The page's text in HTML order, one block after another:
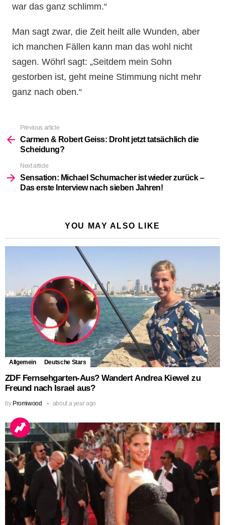
war das ganz schlimm.“
Man sagt zwar, die Zeit heilt alle Wunden, aber
ich manchen Fällen kann man das wohl nicht
sagen. Wöhrl sagt: „Seitdem mein Sohn
gestorben ist, geht meine Stimmung nicht mehr
ganz nach oben.“
more
Previous article
Carmen & Robert Geiss: Droht jetzt tatsächlich die
Scheidung?
Next article
Sensation: Michael Schumacher ist wieder zurück –
Das erste Interview nach sieben Jahren!
YOU MAY ALSO LIKE
Allgemein Deutsche Stars
ZDF Fernsehgarten-Aus? Wandert Andrea Kiewel zu
Freund nach Israel aus?
by Promiwood about a year ago